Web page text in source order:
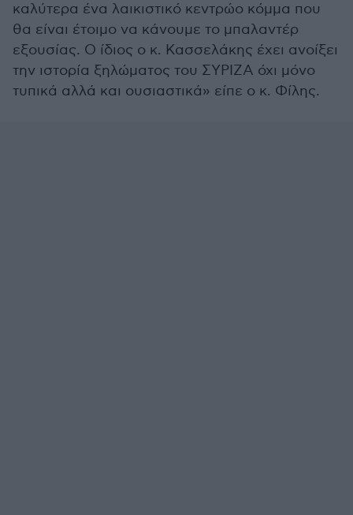
καλύτερα ένα λαικιστικό κεντρώο κόμμα που
θα είναι έτοιμο να κάνουμε το μπαλαντέρ
εξουσίας. Ο ίδιος ο κ. Κασσελάκης έχει ανοίξει
την ιστορία ξηλώματος του ΣΥΡΙΖΑ όχι μόνο
τυπικά αλλά και ουσιαστικά» είπε ο κ. Φίλης.